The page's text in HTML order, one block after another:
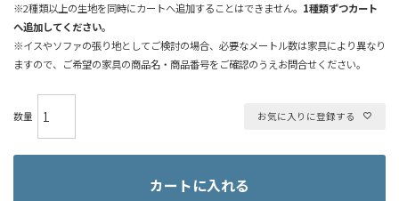
※2種類以上の生地を同時にカートへ追加することはできません。 1種類ずつカート
へ追加してください。
※イスやソファの張り地としてご検討の場合、必要なメートル数は家具により異なり
ますので、ご希望の家具の商品名・商品番号をご確認のうえお問合せください。
お気に入りに登録する
カートに入れる